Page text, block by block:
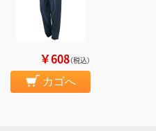
￥608（税込）
カゴへ